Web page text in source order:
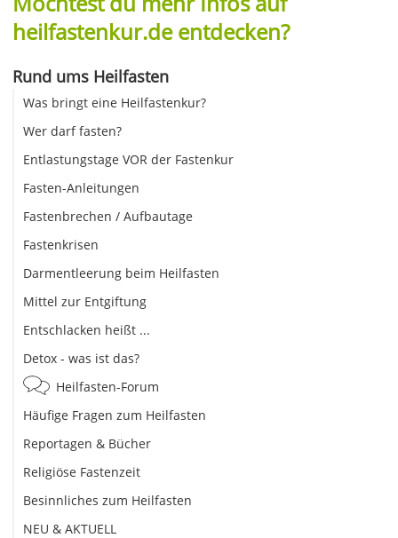
heilfastenkur.de entdecken?
Rund ums Heilfasten
Was bringt eine Heilfastenkur?
Wer darf fasten?
Entlastungstage VOR der Fastenkur
Fasten-Anleitungen
Fastenbrechen / Aufbautage
Fastenkrisen
Darmentleerung beim Heilfasten
Mittel zur Entgiftung
Entschlacken heißt ...
Detox - was ist das?
Heilfasten-Forum
Häufige Fragen zum Heilfasten
Reportagen & Bücher
Religiöse Fastenzeit
Besinnliches zum Heilfasten
NEU & AKTUELL